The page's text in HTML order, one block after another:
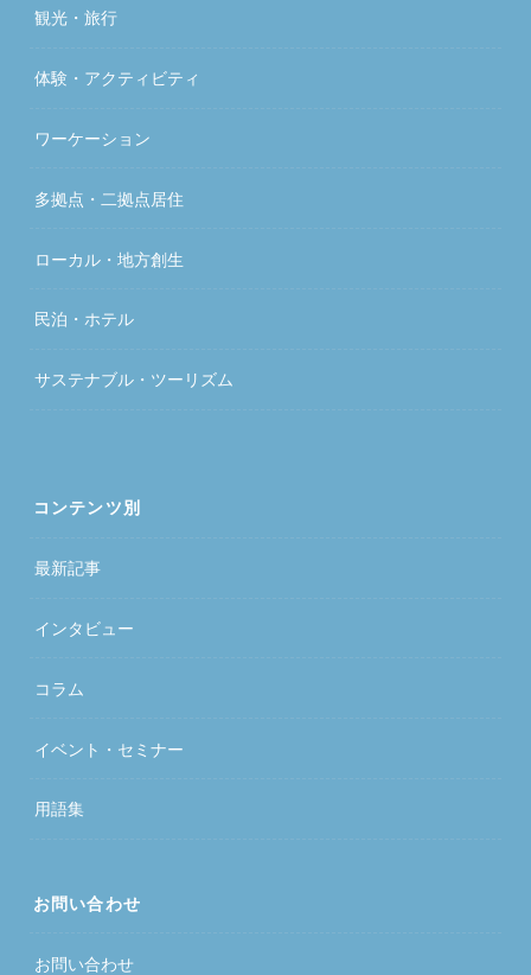
観光・旅行
体験・アクティビティ
ワーケーション
多拠点・二拠点居住
ローカル・地方創生
民泊・ホテル
サステナブル・ツーリズム
コンテンツ別
最新記事
インタビュー
コラム
イベント・セミナー
用語集
お問い合わせ
お問い合わせ